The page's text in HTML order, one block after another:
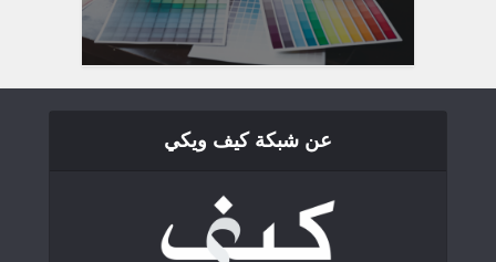
عن شبكة كيف ويكي